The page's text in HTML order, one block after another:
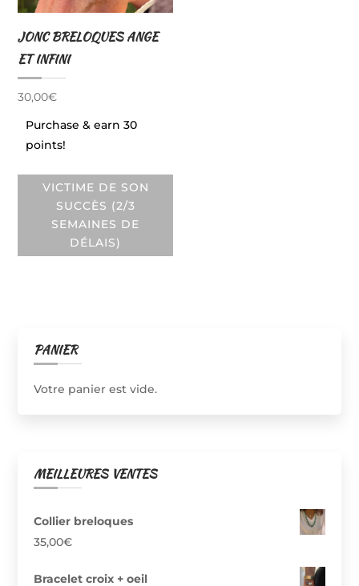
JONC BRELOQUES ANGE
ET INFINI
30,00€
Purchase & earn 30
points!
VICTIME DE SON
SUCCÈS (2/3
SEMAINES DE
DÉLAIS)
PANIER
Votre panier est vide.
MEILLEURES VENTES
Collier breloques
35,00€
Bracelet croix + oeil